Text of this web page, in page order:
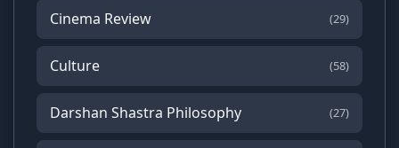
Cinema Review (29)
Culture (58)
Darshan Shastra Philosophy (27)